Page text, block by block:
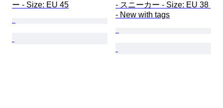
ー - Size: EU 45
- スニーカー - Size: EU 38
- New with tags